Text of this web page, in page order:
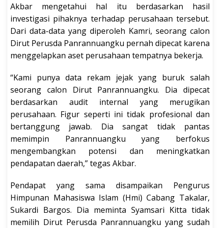
Akbar mengetahui hal itu berdasarkan hasil
investigasi pihaknya terhadap perusahaan tersebut.
Dari data-data yang diperoleh Kamri, seorang calon
Dirut Perusda Panrannuangku pernah dipecat karena
menggelapkan aset perusahaan tempatnya bekerja.
“Kami punya data rekam jejak yang buruk salah
seorang calon Dirut Panrannuangku. Dia dipecat
berdasarkan audit internal yang merugikan
perusahaan. Figur seperti ini tidak profesional dan
bertanggung jawab. Dia sangat tidak pantas
memimpin Panrannuangku yang berfokus
mengembangkan potensi dan meningkatkan
pendapatan daerah,” tegas Akbar.
Pendapat yang sama disampaikan Pengurus
Himpunan Mahasiswa Islam (Hmi) Cabang Takalar,
Sukardi Bargos. Dia meminta Syamsari Kitta tidak
memilih Dirut Perusda Panrannuangku yang sudah